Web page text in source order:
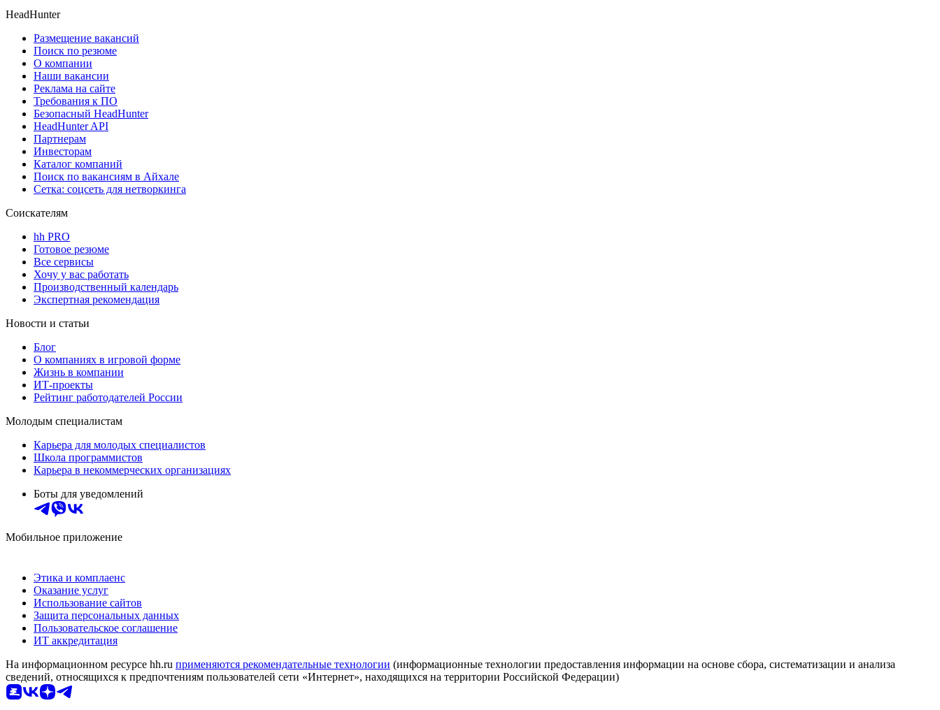
HeadHunter
Размещение вакансий
Поиск по резюме
О компании
Наши вакансии
Реклама на сайте
Требования к ПО
Безопасный HeadHunter
HeadHunter API
Партнерам
Инвесторам
Каталог компаний
Поиск по вакансиям в Айхале
Сетка: соцсеть для нетворкинга
Соискателям
hh PRO
Готовое резюме
Все сервисы
Хочу у вас работать
Производственный календарь
Экспертная рекомендация
Новости и статьи
Блог
О компаниях в игровой форме
Жизнь в компании
ИТ-проекты
Рейтинг работодателей России
Молодым специалистам
Карьера для молодых специалистов
Школа программистов
Карьера в некоммерческих организациях
Боты для уведомлений
Мобильное приложение
Этика и комплаенс
Оказание услуг
Использование сайтов
Защита персональных данных
Пользовательское соглашение
ИТ аккредитация
На информационном ресурсе hh.ru применяются рекомендательные технологии (информационные технологии предоставления информации на основе сбора, систематизации и анализа
сведений, относящихся к предпочтениям пользователей сети «Интернет», находящихся на территории Российской Федерации)